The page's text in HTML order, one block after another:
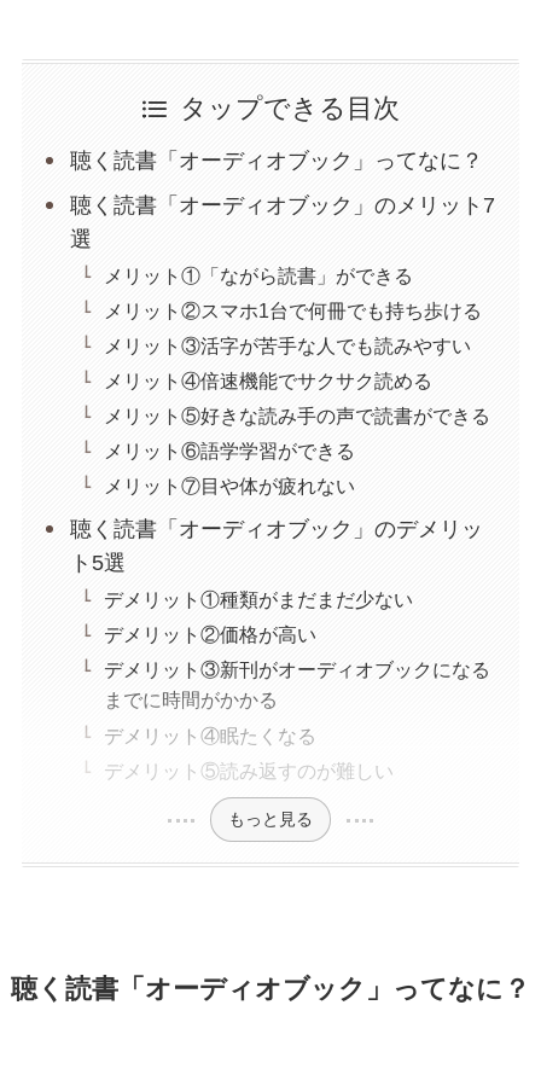
タップできる目次
聴く読書「オーディオブック」ってなに？
聴く読書「オーディオブック」のメリット7
選
メリット①「ながら読書」ができる
メリット②スマホ1台で何冊でも持ち歩ける
メリット③活字が苦手な人でも読みやすい
メリット④倍速機能でサクサク読める
メリット⑤好きな読み手の声で読書ができる
メリット⑥語学学習ができる
メリット⑦目や体が疲れない
聴く読書「オーディオブック」のデメリッ
ト5選
デメリット①種類がまだまだ少ない
デメリット②価格が高い
デメリット③新刊がオーディオブックになる
までに時間がかかる
デメリット④眠たくなる
デメリット⑤読み返すのが難しい
もっと見る
聴く読書「オーディオブック」ってなに？